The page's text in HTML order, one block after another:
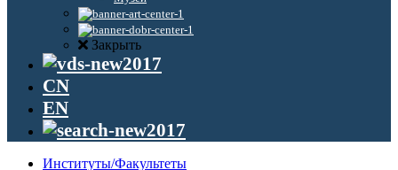
Закрыть
CN
EN
Институты/Факультеты